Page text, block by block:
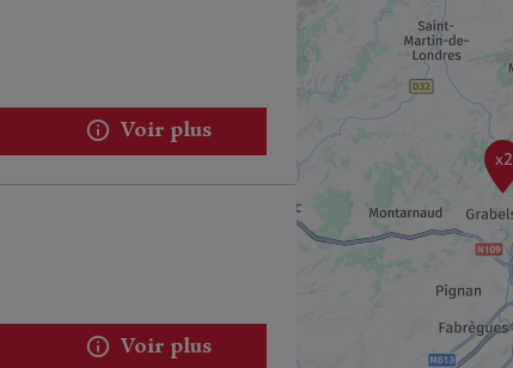
Voir plus
Voir plus
x2